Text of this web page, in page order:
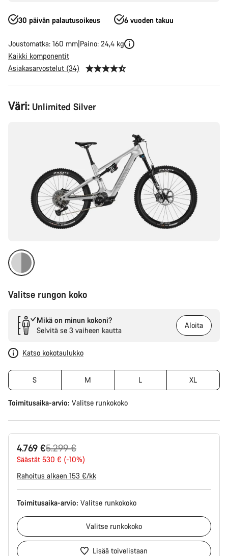
30 päivän palautusoikeus 6 vuoden takuu
Joustomatka: 160 mm Paino: 24,4 kg
Kaikki komponentit
Asiakasarvostelut (34)
Tuotekonfiguraatio
Väri: Unlimited Silver
Valitse rungon koko
Mikä on minun kokoni?
Selvitä se 3 vaiheen kautta
Aloita
Katso kokotaulukko
S M L XL
Toimitusaika-arvio: Valitse runkokoko
4.769 €
Alkuperäinen
hinta
5.299 €
Säästät 530 € (-10%)
Rahoitus alkaen 153 €/kk
Toimitusaika-arvio: Valitse runkokoko
Valitse runkokoko
Lisää toivelistaan